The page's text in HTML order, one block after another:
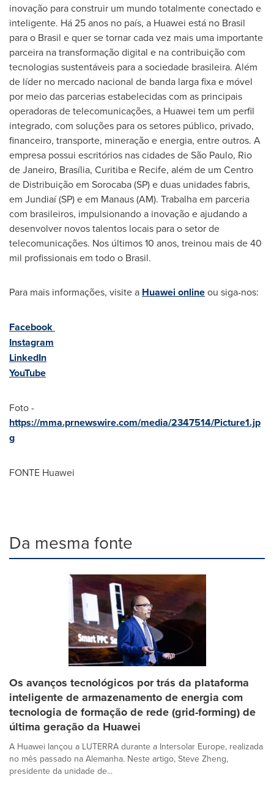
inovação para construir um mundo totalmente conectado e
inteligente. Há 25 anos no país, a Huawei está no Brasil
para o Brasil e quer se tornar cada vez mais uma importante
parceira na transformação digital e na contribuição com
tecnologias sustentáveis para a sociedade brasileira. Além
de líder no mercado nacional de banda larga fixa e móvel
por meio das parcerias estabelecidas com as principais
operadoras de telecomunicações, a Huawei tem um perfil
integrado, com soluções para os setores público, privado,
financeiro, transporte, mineração e energia, entre outros. A
empresa possui escritórios nas cidades de São Paulo, Rio
de Janeiro, Brasília, Curitiba e Recife, além de um Centro
de Distribuição em Sorocaba (SP) e duas unidades fabris,
em Jundiaí (SP) e em Manaus (AM). Trabalha em parceria
com brasileiros, impulsionando a inovação e ajudando a
desenvolver novos talentos locais para o setor de
telecomunicações. Nos últimos 10 anos, treinou mais de 40
mil profissionais em todo o Brasil.
Para mais informações, visite a Huawei onlineou siga-nos:
Facebook
Instagram
LinkedIn
YouTube
Foto -
https://mma.prnewswire.com/media/2347514/Picture1.jp
g
FONTE Huawei
Da mesma fonte
Os avanços tecnológicos por trás da plataforma
inteligente de armazenamento de energia com
tecnologia de formação de rede (grid-forming) de
última geração da Huawei
A Huawei lançou a LUTERRA durante a Intersolar Europe, realizada
no mês passado na Alemanha. Neste artigo, Steve Zheng,
presidente da unidade de...